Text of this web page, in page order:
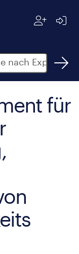
für